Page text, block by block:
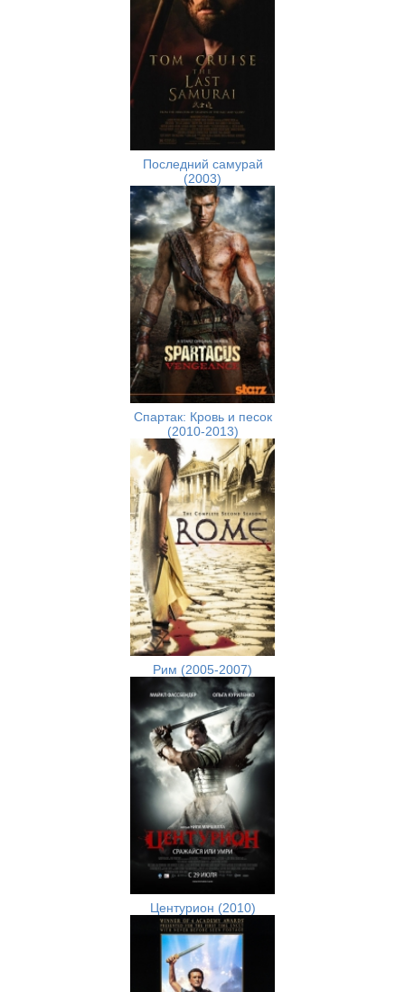
Последний самурай
(2003)
Спартак: Кровь и песок
(2010-2013)
Рим (2005-2007)
Центурион (2010)